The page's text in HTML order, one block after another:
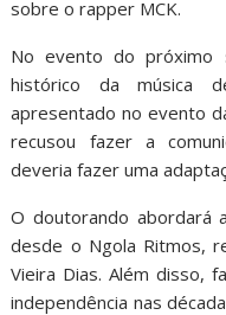
sobre o rapper MCK.
No evento do próximo
histórico da música
apresentado no evento
recusou fazer a
deveria fazer uma
O doutorando abordará
desde o Ngola Ritmos,
Vieira Dias. Além disso,
independência nas